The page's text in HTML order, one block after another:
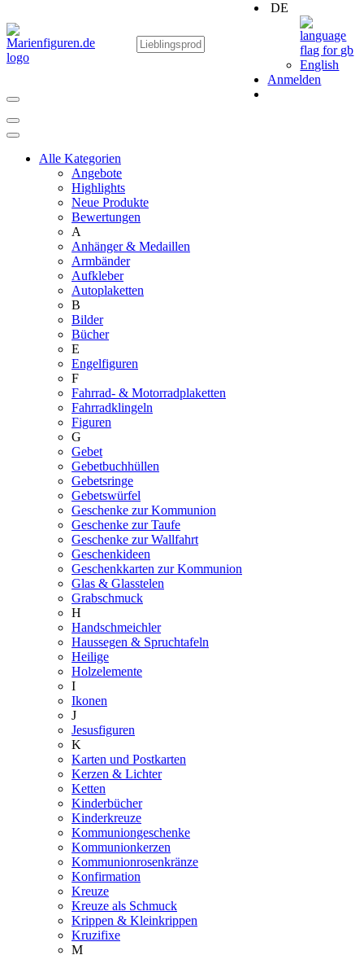
DE
English
Anmelden
Alle Kategorien
Angebote
Highlights
Neue Produkte
Bewertungen
A
Anhänger & Medaillen
Armbänder
Aufkleber
Autoplaketten
B
Bilder
Bücher
E
Engelfiguren
F
Fahrrad- & Motorradplaketten
Fahrradklingeln
Figuren
G
Gebet
Gebetbuchhüllen
Gebetsringe
Gebetswürfel
Geschenke zur Kommunion
Geschenke zur Taufe
Geschenke zur Wallfahrt
Geschenkideen
Geschenkkarten zur Kommunion
Glas & Glasstelen
Grabschmuck
H
Handschmeichler
Haussegen & Spruchtafeln
Heilige
Holzelemente
I
Ikonen
J
Jesusfiguren
K
Karten und Postkarten
Kerzen & Lichter
Ketten
Kinderbücher
Kinderkreuze
Kommuniongeschenke
Kommunionkerzen
Kommunionrosenkränze
Konfirmation
Kreuze
Kreuze als Schmuck
Krippen & Kleinkrippen
Kruzifixe
M